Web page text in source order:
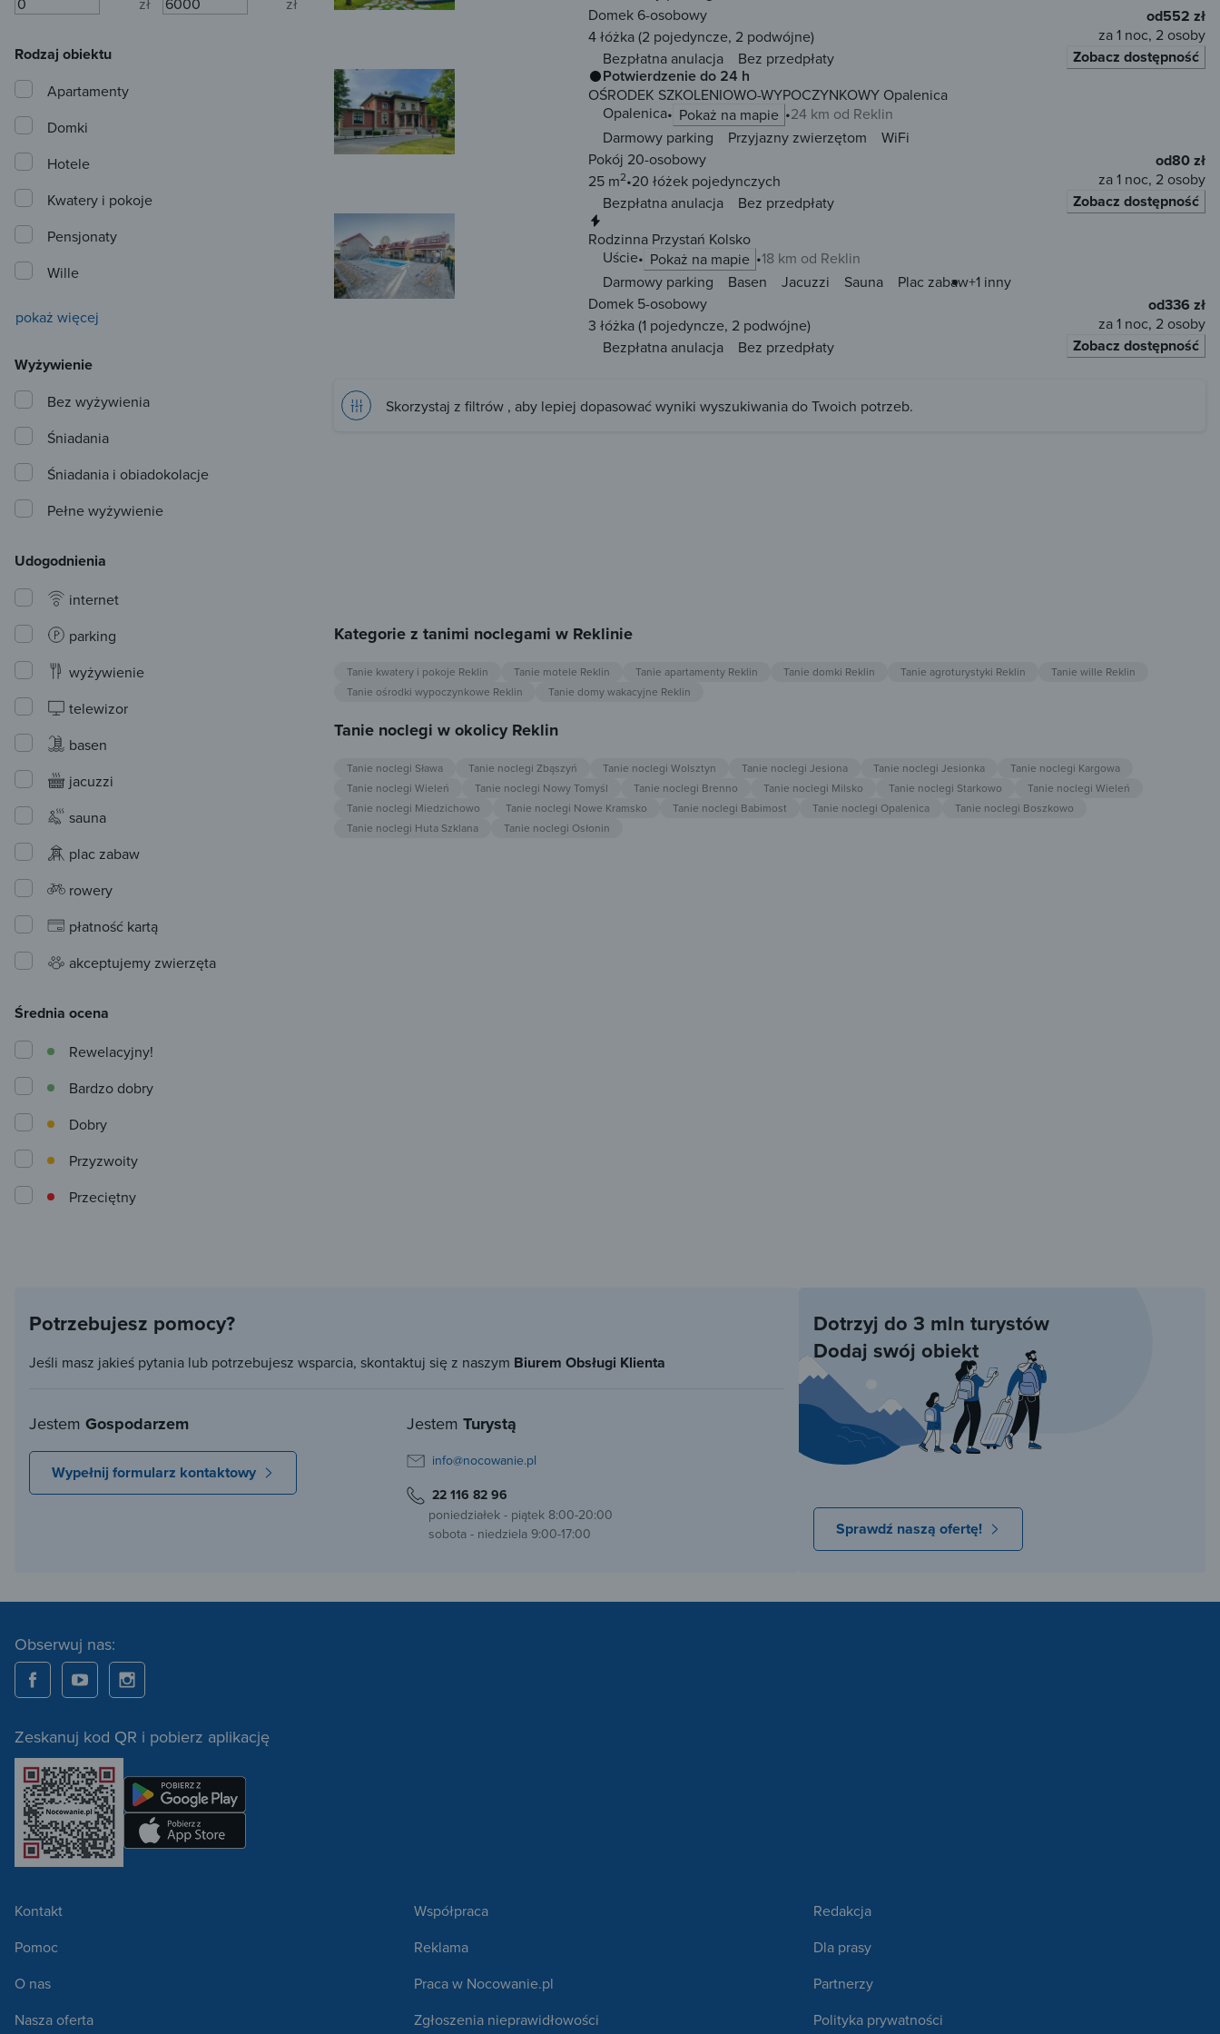
Domek 6-osobowy
4 łóżka(2 pojedyncze, 2 podwójne)
Bezpłatna anulacja
Bez przedpłaty
od552 zł
za 1 noc, 2 osoby
Zobacz dostępność
Potwierdzenie do 24 h
OŚRODEK SZKOLENIOWO-WYPOCZYNKOWY Opalenica
Opalenica
Pokaż na mapie
24 km od Reklin
Darmowy parking
Przyjazny zwierzętom
WiFi
Pokój 20-osobowy
25 m2 20 łóżek pojedynczych
Bezpłatna anulacja
Bez przedpłaty
od80 zł
za 1 noc, 2 osoby
Zobacz dostępność
Rodzinna Przystań Kolsko
Uście
Pokaż na mapie
18 km od Reklin
Darmowy parking
Basen Jacuzzi Sauna Plac zabaw+1 inny
Domek 5-osobowy
3 łóżka(1 pojedyncze, 2 podwójne)
Bezpłatna anulacja
Bez przedpłaty
od336 zł
za 1 noc, 2 osoby
Zobacz dostępność
Skorzystaj z filtrów , aby lepiej dopasować wyniki wyszukiwania do Twoich potrzeb.
Kategorie z tanimi noclegami w Reklinie
Tanie kwatery i pokoje Reklin Tanie motele Reklin Tanie apartamenty Reklin Tanie domki Reklin Tanie agroturystyki Reklin
Tanie wille Reklin
Tanie ośrodki wypoczynkowe Reklin
Tanie domy wakacyjne Reklin
Tanie noclegi w okolicy Reklin
Tanie noclegi Sława Tanie noclegi Zbąszyń Tanie noclegi Wolsztyn Tanie noclegi Jesiona Tanie noclegi Jesionka
Tanie noclegi Kargowa
Tanie noclegi Wieleń
Tanie noclegi Nowy Tomyśl Tanie noclegi Brenno Tanie noclegi Milsko Tanie noclegi Starkowo
Tanie noclegi Wieleń
Tanie noclegi Miedzichowo
Tanie noclegi Nowe Kramsko Tanie noclegi Babimost Tanie noclegi Opalenica
Tanie noclegi Boszkowo
Tanie noclegi Huta Szklana
Tanie noclegi Osłonin
Rodzaj obiektu
Apartamenty
Domki
Hotele
Kwatery i pokoje
Pensjonaty
Wille
pokaż więcej
Wyżywienie
Bez wyżywienia
Śniadania
Śniadania i obiadokolacje
Pełne wyżywienie
Udogodnienia
internet
parking
wyżywienie
telewizor
basen
jacuzzi
sauna
plac zabaw
rowery
płatność kartą
akceptujemy zwierzęta
Średnia ocena
Przeciętny
Przyzwoity
Dobry
Bardzo dobry
Rewelacyjny!
Potrzebujesz pomocy?
Jeśli masz jakieś pytania lub potrzebujesz wsparcia, skontaktuj się z naszym Biurem Obsługi Klienta
Jestem Gospodarzem
Wypełnij formularz kontaktowy
Jestem Turystą
info@nocowanie.pl
22 116 82 96
poniedziałek - piątek 8:00-20:00
sobota - niedziela 9:00-17:00
Dotrzyj do 3 mln turystów
Dodaj swój obiekt
Sprawdź naszą ofertę!
Obserwuj nas:
Zeskanuj kod QR i pobierz aplikację
Kontakt
Pomoc
O nas
Nasza oferta
Współpraca
Reklama
Praca w Nocowanie.pl
Zgłoszenia nieprawidłowości
Redakcja
Dla prasy
Partnerzy
Polityka prywatności